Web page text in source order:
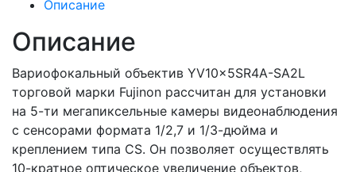
Описание
Описание
Вариофокальный объектив YV10x5SR4A-SA2L
торговой марки Fujinon рассчитан для установки
на 5-ти мегапиксельные камеры видеонаблюдения
с сенсорами формата 1/2,7 и 1/3-дюйма и
креплением типа CS. Он позволяет осуществлять
10-кратное оптическое увеличение объектов,